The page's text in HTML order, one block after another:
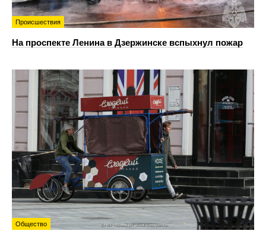
Происшествия
На проспекте Ленина в Дзержинске вспыхнул пожар
Общество